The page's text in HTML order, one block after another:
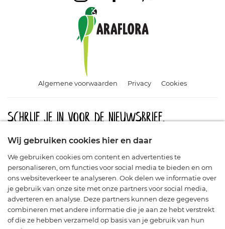
Algemene voorwaarden Privacy Cookies
Schrijf je in voor de nieuwsbrief.
Meld u aan en blijf op de hoogte van aanbiedingen, promoties
Wij gebruiken cookies hier en daar
We gebruiken cookies om content en advertenties te
personaliseren, om functies voor social media te bieden en om
ons websiteverkeer te analyseren. Ook delen we informatie over
je gebruik van onze site met onze partners voor social media,
adverteren en analyse. Deze partners kunnen deze gegevens
combineren met andere informatie die je aan ze hebt verstrekt
of die ze hebben verzameld op basis van je gebruik van hun